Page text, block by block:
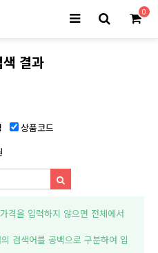
0
결과
상품코드
격을 입력하지 않으면 전체에서
검색어를 공백으로 구분하여 입